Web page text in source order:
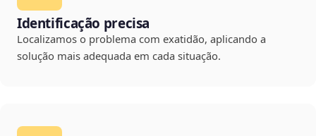
Identificação precisa
Localizamos o problema com exatidão, aplicando a
solução mais adequada em cada situação.